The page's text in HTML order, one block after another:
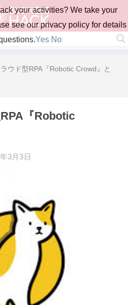
ウド型RPA『Robotic Crowd』と
『Robotic
3月3日
your activities? We take your
see our privacy policy for details
Yes No